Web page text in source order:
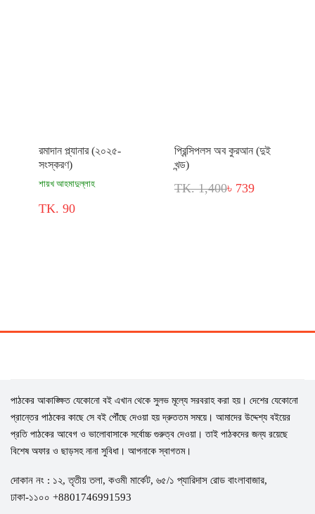
রমাদান প্ল্যানার (২০২৫-
সংস্করণ)
শায়খ আহমাদুল্লাহ
TK. 90
প্রিন্সিপলস অব কুরআন (দুই
খন্ড)
TK. 1,400৳ 739
পাঠকের আকাঙ্ক্ষিত যেকোনো বই এখান থেকে সুলভ মূল্যে সরবরাহ করা হয়। দেশের যেকোনো
প্রান্তের পাঠকের কাছে সে বই পৌঁছে দেওয়া হয় দ্রুততম সময়ে। আমাদের উদ্দেশ্য বইয়ের
প্রতি পাঠকের আবেগ ও ভালোবাসাকে সর্বোচ্চ গুরুত্ব দেওয়া। তাই পাঠকদের জন্য রয়েছে
বিশেষ অফার ও ছাড়সহ নানা সুবিধা। আপনাকে স্বাগতম।
দোকান নং : ১২, তৃতীয় তলা, কওমী মার্কেট, ৬৫/১ প্যারিদাস রোড বাংলাবাজার,
ঢাকা-১১০০ +8801746991593